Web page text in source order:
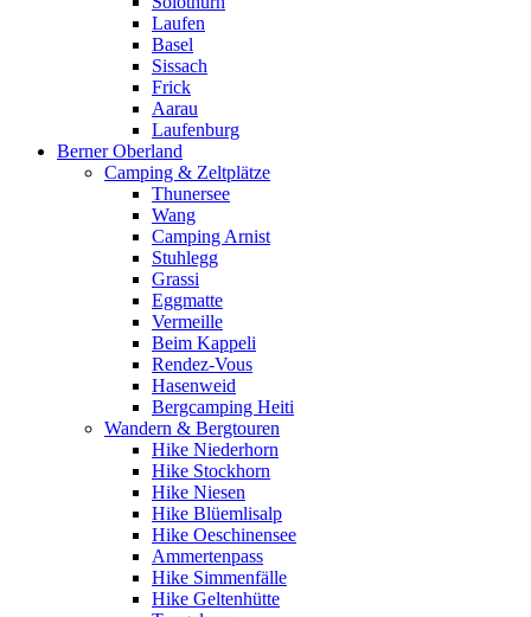
Laufen
Basel
Sissach
Frick
Aarau
Laufenburg
Berner Oberland
Camping & Zeltplätze
Thunersee
Wang
Camping Arnist
Stuhlegg
Grassi
Eggmatte
Vermeille
Beim Kappeli
Rendez-Vous
Hasenweid
Bergcamping Heiti
Wandern & Bergtouren
Hike Niederhorn
Hike Stockhorn
Hike Niesen
Hike Blüemlisalp
Hike Oeschinensee
Ammertenpass
Hike Simmenfälle
Hike Geltenhütte